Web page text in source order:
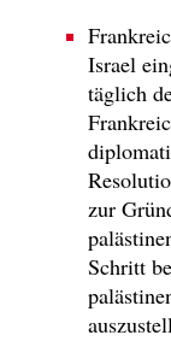
Israel
täglich
zur
Schritt